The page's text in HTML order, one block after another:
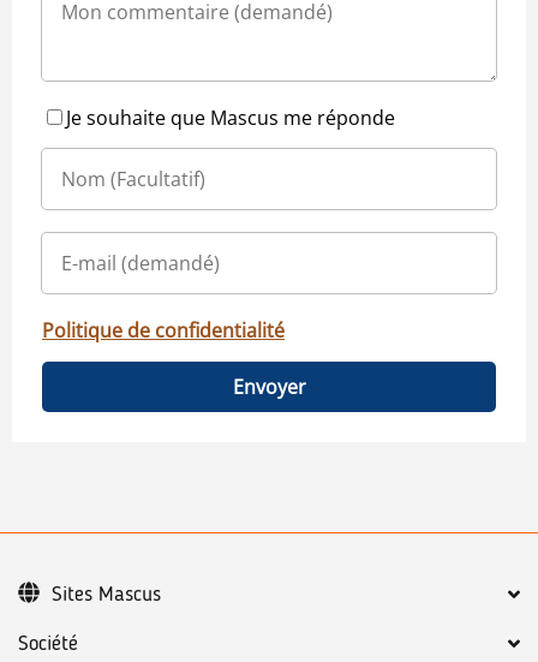
Je souhaite que Mascus me réponde
Politique de confidentialité
Envoyer
Société
Sites Mascus